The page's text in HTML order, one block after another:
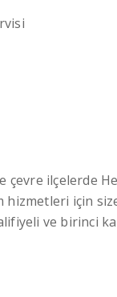
çevre ilçelerde
hizmetleri için
ve birinci